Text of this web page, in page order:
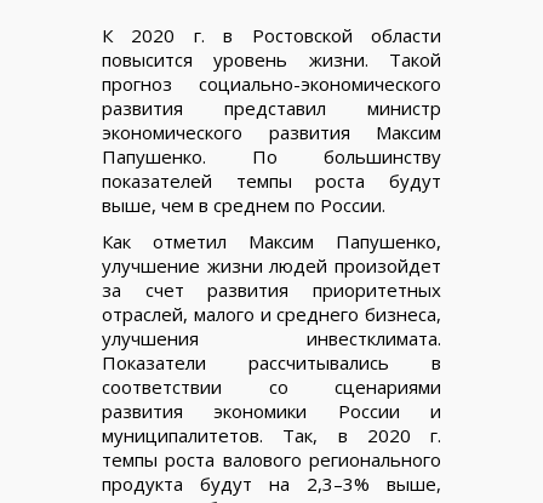
К 2020 г. в Ростовской области
повысится уровень жизни. Такой
прогноз социально-экономического
развития представил министр
экономического развития Максим
Папушенко. По большинству
показателей темпы роста будут
выше, чем в среднем по России.
Как отметил Максим Папушенко,
улучшение жизни людей произойдет
за счет развития приоритетных
отраслей, малого и среднего бизнеса,
улучшения инвестклимата.
Показатели рассчитывались в
соответствии со сценариями
развития экономики России и
муниципалитетов. Так, в 2020 г.
темпы роста валового регионального
продукта будут на 2,3–3% выше,